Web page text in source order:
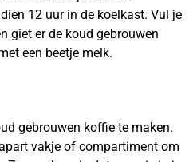
12 uur in de koelkast. Vul je
giet er de koud gebrouwen
een beetje melk.
gebrouwen koffie te maken.
vakje of compartiment om